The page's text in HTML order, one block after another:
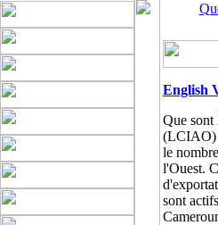
English
Que
(LCIAO)
le
l'Ouest.
sont